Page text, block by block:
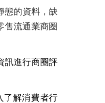
態的資料，缺
售流通業商圈
訊進行商圈評
了解消費者行